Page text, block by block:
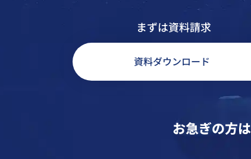
まずは資料請求
資料ダウンロード
お急ぎの方